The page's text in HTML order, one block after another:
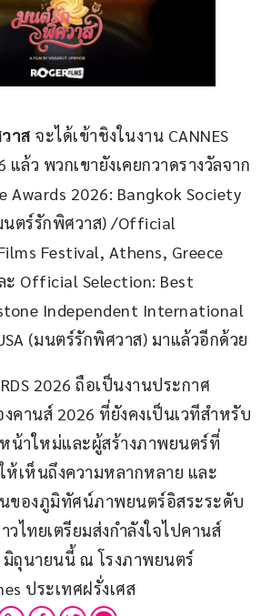
าส จะได้เข้าชิงในงาน CANNES
แล้ว พวกเขายังเคยกวาดรางวัลจาก
Awards 2026: Bangkok Society
ตร์รักพิศวาส) /Official
Festival, Athens, Greece
Official Selection: Best
Independent International
(มนตร์รักพิศวาส) มาแล้วอีกด้วย
2026 ถือเป็นงานประกาศ
คานส์ 2026 ที่ยังคงเป็นเวทีสําหรับ
น้าใหม่และผู้สร้างภาพยนตร์ที่
ห้เห็นถึงความหลากหลาย และ
ของภูมิทัศน์ภาพยนตร์อิสระระดับ
ไทยเตรียมส่งกำลังใจไปคานส์
ถุนายนนี้ ณ โรงภาพยนตร์
ประเทศฝรั่งเศส